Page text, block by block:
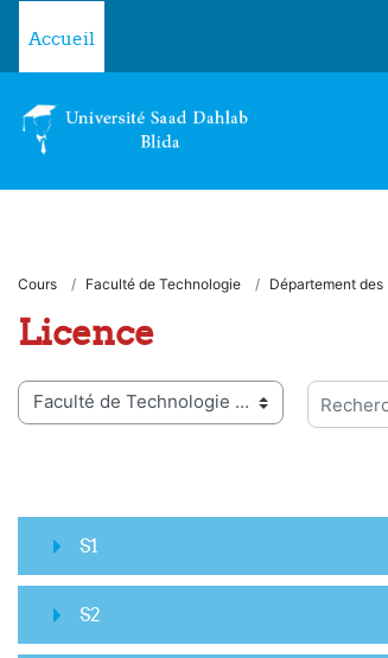
Accueil
Cours Faculté de Technologie Département
Licence
de cours
S1
S2